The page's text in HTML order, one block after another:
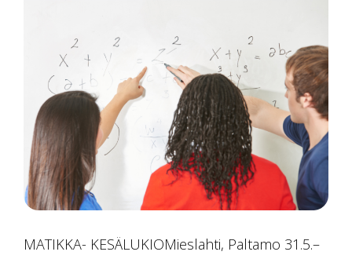
MATIKKA- KESÄLUKIOMieslahti, Paltamo 31.5.–